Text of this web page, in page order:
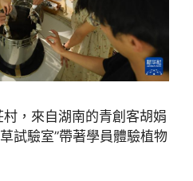
，來自湖南的青創客胡娟
試驗室”帶著學員體驗植物